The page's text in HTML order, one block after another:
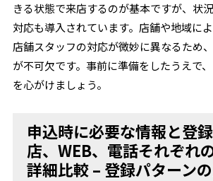
きる状態で来店するのが基本ですが、状
対応も導入されています。店舗や地域に
店舗スタッフの対応が微妙に異なるため
が不可欠です。事前に準備をしたうえで
を心がけましょう。
申込時に必要な情報と登
店、WEB、電話それぞれ
詳細比較 – 登録パターン